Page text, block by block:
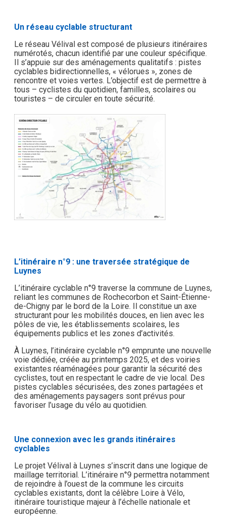
Un réseau cyclable structurant
Le réseau Vélival est composé de plusieurs itinéraires
numérotés, chacun identifié par une couleur spécifique.
Il s’appuie sur des aménagements qualitatifs : pistes
cyclables bidirectionnelles, « vélorues », zones de
rencontre et voies vertes. L’objectif est de permettre à
tous – cyclistes du quotidien, familles, scolaires ou
touristes – de circuler en toute sécurité.
L’itinéraire n°9 : une traversée stratégique de
Luynes
L’itinéraire cyclable n°9 traverse la commune de Luynes,
reliant les communes de Rochecorbon et Saint-Étienne-
de-Chigny par le bord de la Loire. Il constitue un axe
structurant pour les mobilités douces, en lien avec les
pôles de vie, les établissements scolaires, les
équipements publics et les zones d’activités.
À Luynes, l’itinéraire cyclable n°9 emprunte une nouvelle
voie dédiée, créée au printemps 2025, et des voiries
existantes réaménagées pour garantir la sécurité des
cyclistes, tout en respectant le cadre de vie local. Des
pistes cyclables sécurisées, des zones partagées et
des aménagements paysagers sont prévus pour
favoriser l’usage du vélo au quotidien.
Une connexion avec les grands itinéraires
cyclables
Le projet Vélival à Luynes s’inscrit dans une logique de
maillage territorial. L’itinéraire n°9 permettra notamment
de rejoindre à l’ouest de la commune les circuits
cyclables existants, dont la célèbre Loire à Vélo,
itinéraire touristique majeur à l’échelle nationale et
européenne.